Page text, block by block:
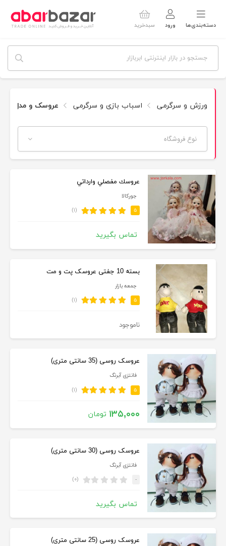
دسته‌بندی‌ها ورود سبدخرید
ورزش و سرگرمی اسباب بازی و سرگرمی عروسک و مدل
نوع فروشگاه
عروسك مفصلي وارداتي
جوركالا
۵ (۱)
تماس بگیرید
بسته 10 جفتی عروسک پت و مت
جمعه بازار
۵ (۱)
ناموجود
عروسک روسی (35 سانتی متری)
فانتزی آبرنگ
۵ (۱)
۱۳۵,۰۰۰ تومان
عروسک روسی (30 سانتی متری)
فانتزی آبرنگ
- (۰)
تماس بگیرید
عروسک روسی (25 سانتی متری)